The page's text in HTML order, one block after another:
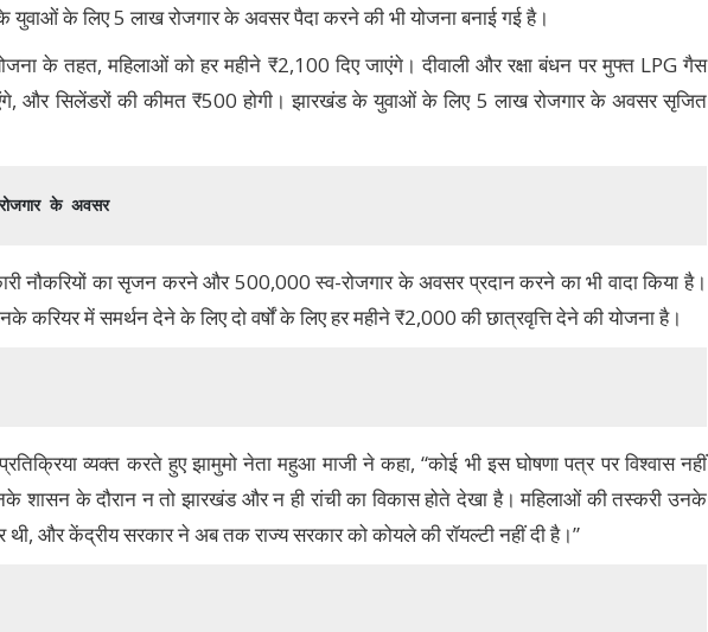
युवाओं के लिए 5 लाख रोजगार के अवसर पैदा करने की भी योजना बनाई गई है।
के तहत, महिलाओं को हर महीने ₹2,100 दिए जाएंगे। दीवाली और रक्षा बंधन पर मुफ्त LPG गैस
और सिलेंडरों की कीमत ₹500 होगी। झारखंड के युवाओं के लिए 5 लाख रोजगार के अवसर सृजित
के अवसर
नौकरियों का सृजन करने और 500,000 स्व-रोजगार के अवसर प्रदान करने का भी वादा किया है।
करियर में समर्थन देने के लिए दो वर्षों के लिए हर महीने ₹2,000 की छात्रवृत्ति देने की योजना है।
व्यक्त करते हुए झामुमो नेता महुआ माजी ने कहा, “कोई भी इस घोषणा पत्र पर विश्वास नहीं
शासन के दौरान न तो झारखंड और न ही रांची का विकास होते देखा है। महिलाओं की तस्करी उनके
थी, और केंद्रीय सरकार ने अब तक राज्य सरकार को कोयले की रॉयल्टी नहीं दी है।”